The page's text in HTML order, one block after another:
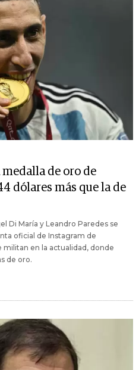
medalla de oro de
dólares más que la de
Di María y Leandro Paredes se
oficial de Instagram de
militan en la actualidad, donde
de oro.